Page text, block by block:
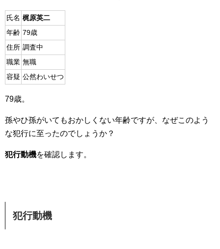
氏名 梶原英二
年齢 79歳
住所 調査中
職業 無職
容疑 公然わいせつ
79歳。
孫やひ孫がいてもおかしくない年齢ですが、なぜこのよう
な犯行に至ったのでしょうか？
犯行動機を確認します。
犯行動機